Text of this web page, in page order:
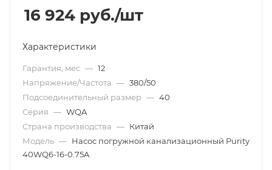
16 924 руб./шт
Характеристики
Гарантия, мес — 12
Напряжение/Частота — 380/50
Подсоединительный размер — 40
Серия — WQA
Страна производства — Китай
Модель — Насос погружной канализационный Purity
40WQ6-16-0.75A